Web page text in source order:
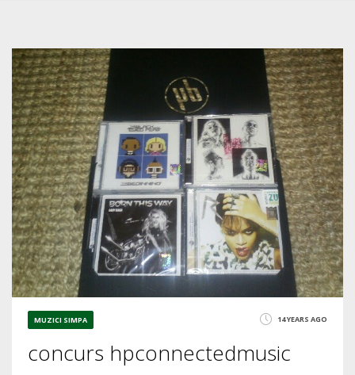
MUZICI SIMPA 14 YEARS AGO
concurs hpconnectedmusic